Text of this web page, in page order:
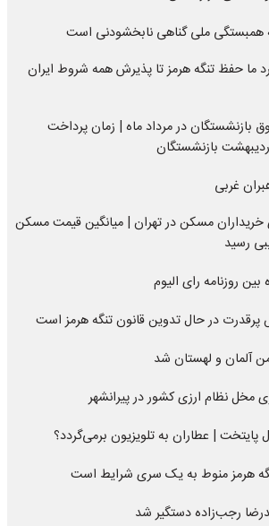
همبستگی ملی گناهی نابخشودنی است
ما حفظ تنگه هرمز تا پذیرش همه شروط ایران
بازنشستگان در مرداد ماه | زمان پرداخت
بازنشستگان
غربی
خریداران مسکن در تهران | میانگین قیمت مسکن
رسید
روزنامه رای الیوم
در حال تدوین قانون تنگه هرمز است
آلمان و لهستان شد
مخل نظام ارزی کشور در پیرانشهر
| عطاران به تلویزیون برمی‌گردد؟
هرمز منوط به یک سری شرایط است
رجب‌زاده دستگیر شد